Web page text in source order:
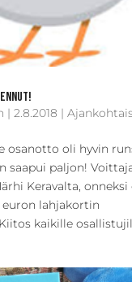
|2.8.2018 |
osanotto oli hyvin
saapui paljon!
Keravalta, onneksi
euron lahjakortin
kaikille